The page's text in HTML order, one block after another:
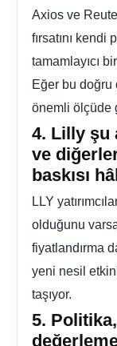
Axios ve
fırsatını kendi
tamamlayıcı
Eğer bu doğru
önemli ölçüde
4. Lilly şu
ve
baskısı
LLY
olduğunu
fiyatlandırma
yeni nesil
taşıyor.
5.